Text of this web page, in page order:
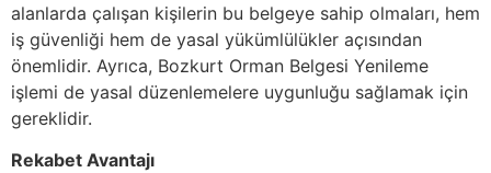
alanlarda çalışan kişilerin bu belgeye sahip olmaları, hem
iş güvenliği hem de yasal yükümlülükler açısından
önemlidir. Ayrıca, Bozkurt Orman Belgesi Yenileme
işlemi de yasal düzenlemelere uygunluğu sağlamak için
gereklidir.
Rekabet Avantajı